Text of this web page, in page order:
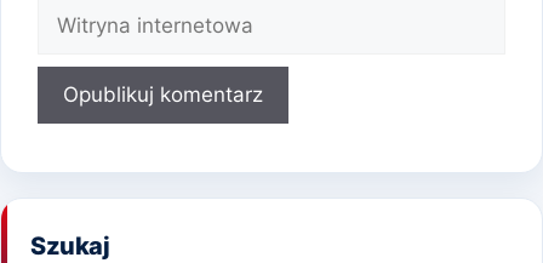
Witryna
Szukaj